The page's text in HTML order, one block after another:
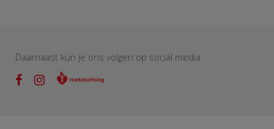
Daarnaast kun je ons volgen op social media